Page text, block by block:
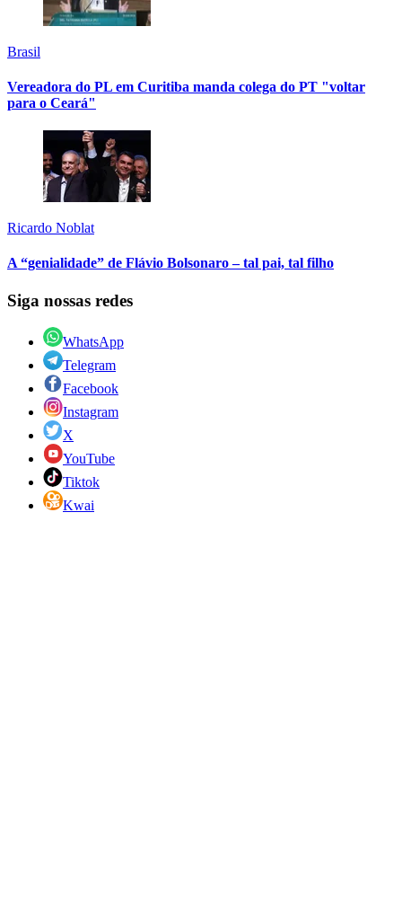
Brasil
Vereadora do PL em Curitiba manda colega do PT "voltar
para o Ceará"
Ricardo Noblat
A “genialidade” de Flávio Bolsonaro – tal pai, tal filho
Siga nossas redes
WhatsApp
Telegram
Facebook
Instagram
X
YouTube
Tiktok
Kwai